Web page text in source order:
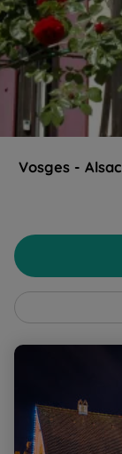
Vosges -
A la découverte